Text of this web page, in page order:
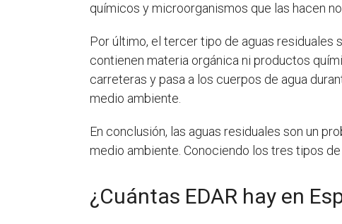
químicos y microorganismos que las hacen
Por último, el tercer tipo de aguas residuales
contienen materia orgánica ni productos
carreteras y pasa a los cuerpos de agua
medio ambiente.
En conclusión, las aguas residuales son un
medio ambiente. Conociendo los tres tipos
¿Cuántas EDAR hay en